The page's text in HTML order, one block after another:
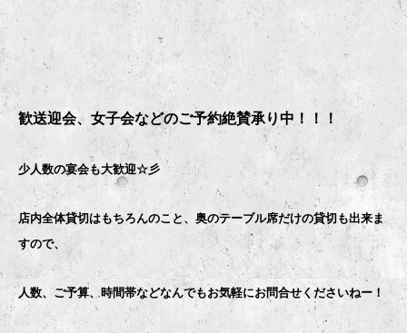
歓送迎会、女子会などのご予約絶賛承り中！！！
少人数の宴会も大歓迎☆彡
店内全体貸切はもちろんのこと、奥のテーブル席だけの貸切も出来ま
すので、
人数、ご予算、時間帯などなんでもお気軽にお問合せくださいねー！